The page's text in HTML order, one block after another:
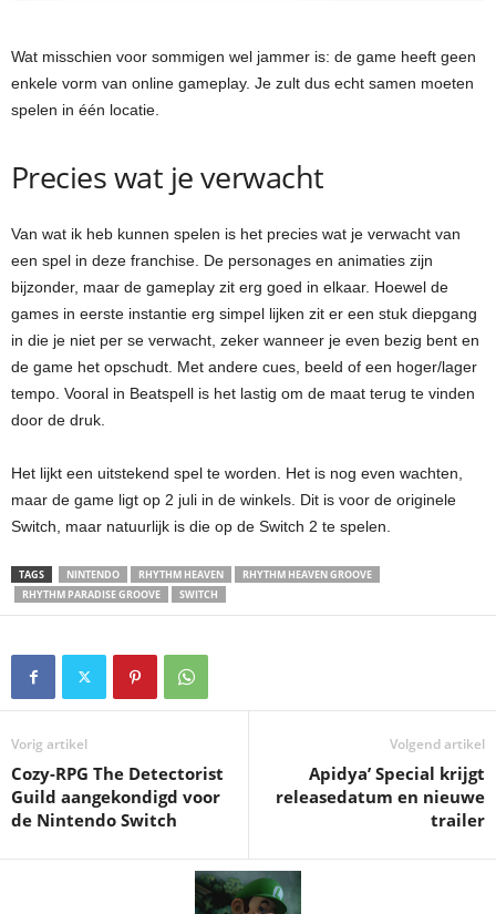
Wat misschien voor sommigen wel jammer is: de game heeft geen
enkele vorm van online gameplay. Je zult dus echt samen moeten
spelen in één locatie.
Precies wat je verwacht
Van wat ik heb kunnen spelen is het precies wat je verwacht van
een spel in deze franchise. De personages en animaties zijn
bijzonder, maar de gameplay zit erg goed in elkaar. Hoewel de
games in eerste instantie erg simpel lijken zit er een stuk diepgang
in die je niet per se verwacht, zeker wanneer je even bezig bent en
de game het opschudt. Met andere cues, beeld of een hoger/lager
tempo. Vooral in Beatspell is het lastig om de maat terug te vinden
door de druk.
Het lijkt een uitstekend spel te worden. Het is nog even wachten,
maar de game ligt op 2 juli in de winkels. Dit is voor de originele
Switch, maar natuurlijk is die op de Switch 2 te spelen.
TAGS NINTENDO RHYTHM HEAVEN
RHYTHM HEAVEN GROOVE
RHYTHM PARADISE GROOVE
SWITCH
Vorig artikel
Cozy-RPG The Detectorist
Guild aangekondigd voor
de Nintendo Switch
Volgend artikel
Apidya’ Special krijgt
releasedatum en nieuwe
trailer